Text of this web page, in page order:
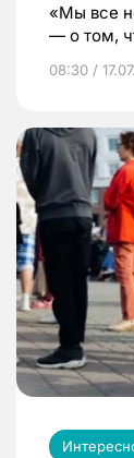
«Мы все
— о том,
08:30 /